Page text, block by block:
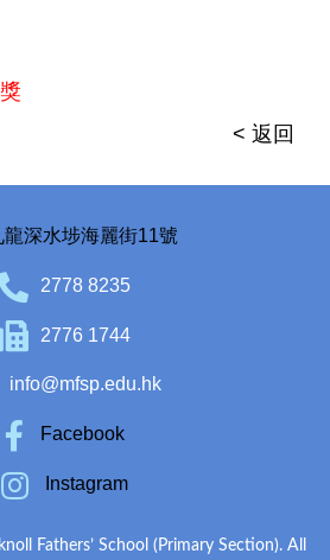
< 返回
龍深水埗海麗街11號
2778 8235
2776 1744
info@mfsp.edu.hk
Facebook
Instagram
Fathers’ School (Primary Section). All